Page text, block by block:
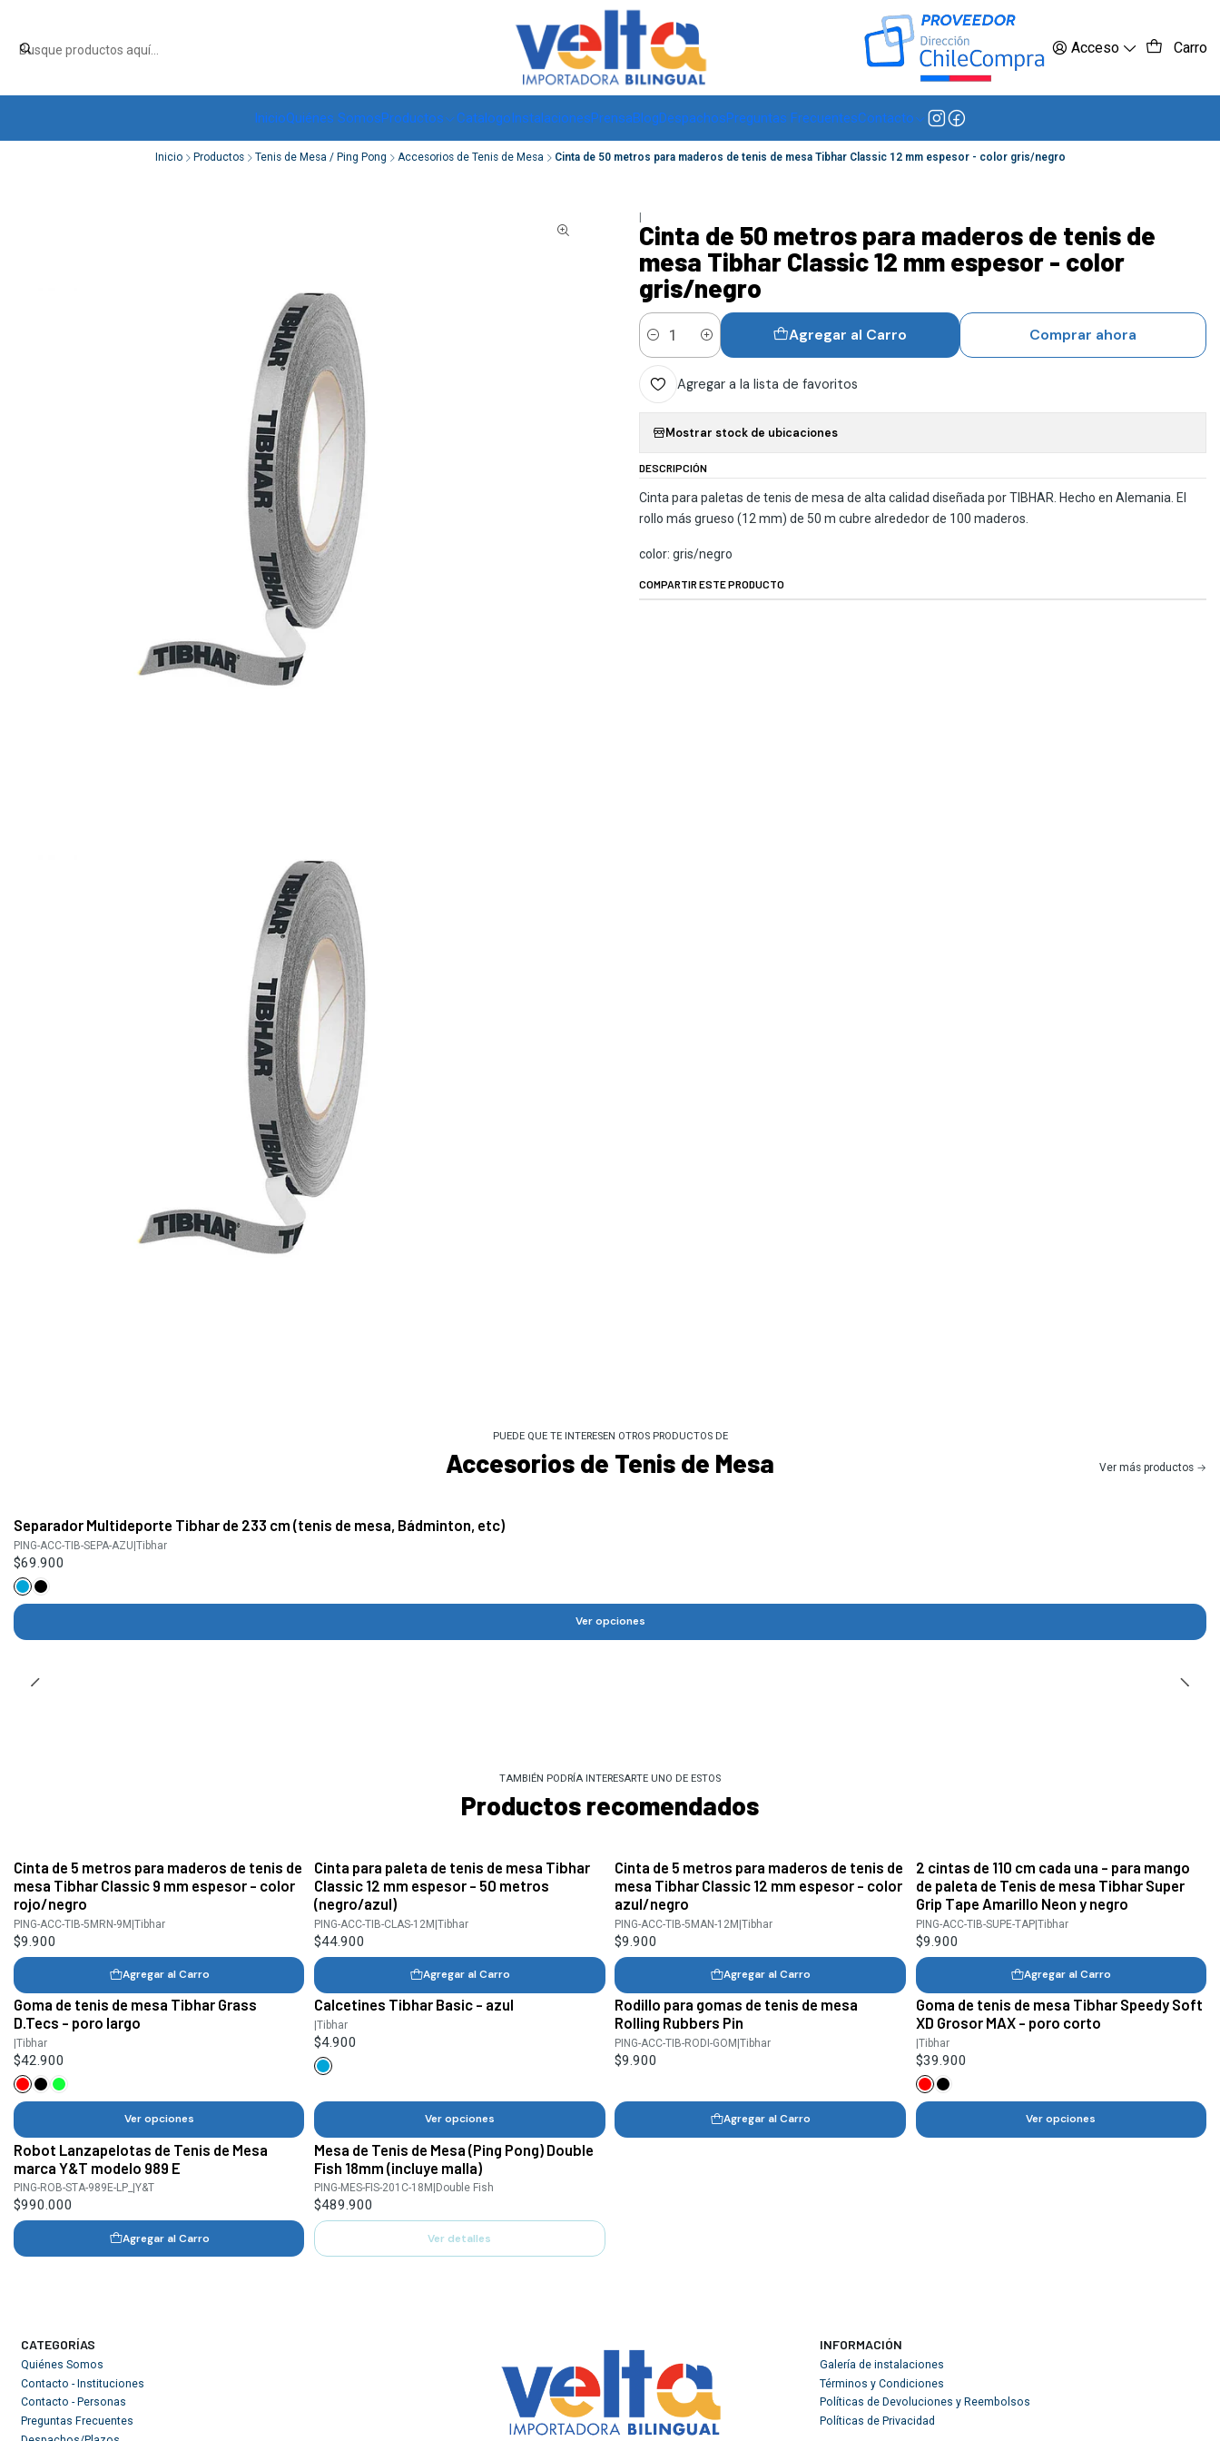
Acceso Carro
InicioQuiénes SomosProductos CatalogoInstalacionesPrensaBlogDespachosPreguntas FrecuentesContacto
Envíos a todo Chile, RM de 1 a 3 días hábiles, regiones -
Inicio Productos Tenis de Mesa / Ping Pong Accesorios de Tenis de Mesa Cinta de 50 metros para maderos de tenis de mesa Tibhar Classic 12 mm espesor - color gris/negro
|
Cinta de 50 metros para maderos de tenis de
mesa Tibhar Classic 12 mm espesor - color
gris/negro
Cantidad Agregar al Carro Comprar ahora
Agregar a la lista de favoritos
Mostrar stock de ubicaciones
DESCRIPCIÓN
Cinta para paletas de tenis de mesa de alta calidad diseñada por TIBHAR. Hecho en Alemania. El
rollo más grueso (12 mm) de 50 m cubre alrededor de 100 maderos.
color: gris/negro
COMPARTIR ESTE PRODUCTO
PUEDE QUE TE INTERESEN OTROS PRODUCTOS DE
Accesorios de Tenis de Mesa Ver más productos
Separador Multideporte Tibhar de 233 cm (tenis de mesa, Bádminton, etc)
PING-ACC-TIB-SEPA-AZU Tibhar
$69.900
Ver opciones
TAMBIÉN PODRÍA INTERESARTE UNO DE ESTOS
Productos recomendados
Cinta de 5 metros para maderos de tenis de
mesa Tibhar Classic 9 mm espesor - color
rojo/negro
PING-ACC-TIB-5MRN-9M Tibhar
$9.900
Agregar al Carro
Cinta para paleta de tenis de mesa Tibhar
Classic 12 mm espesor - 50 metros
(negro/azul)
PING-ACC-TIB-CLAS-12M Tibhar
$44.900
Agregar al Carro
Cinta de 5 metros para maderos de tenis de
mesa Tibhar Classic 12 mm espesor - color
azul/negro
PING-ACC-TIB-5MAN-12M |Tibhar
$9.900
Agregar al Carro
2 cintas de 110 cm cada una - para mango
de paleta de Tenis de mesa Tibhar Super
Grip Tape Amarillo Neon y negro
PING-ACC-TIB-SUPE-TAP| Tibhar
$9.900
Agregar al Carro
Goma de tenis de mesa Tibhar Grass
D.Tecs - poro largo
Tibhar
$42.900
Ver opciones
Calcetines Tibhar Basic - azul
Tibhar
$4.900
Ver opciones
Rodillo para gomas de tenis de mesa
Rolling Rubbers Pin
PING-ACC-TIB-RODI-GOM |Tibhar
$9.900
Agregar al Carro
Goma de tenis de mesa Tibhar Speedy Soft
XD Grosor MAX - poro corto
Tibhar
$39.900
Ver opciones
Robot Lanzapelotas de Tenis de Mesa
marca Y&T modelo 989 E
PING-ROB-STA-989E-LP_ Y&T
$990.000
Agregar al Carro
Agotado
Mesa de Tenis de Mesa (Ping Pong) Double
Fish 18mm (incluye malla)
PING-MES-FIS-201C-18M Double Fish
$489.900
Ver detalles
CATEGORÍAS
Quiénes Somos
Contacto - Instituciones
Contacto - Personas
Preguntas Frecuentes
INFORMACIÓN
Galería de instalaciones
Términos y Condiciones
Políticas de Devoluciones y Reembolsos
Políticas de Privacidad